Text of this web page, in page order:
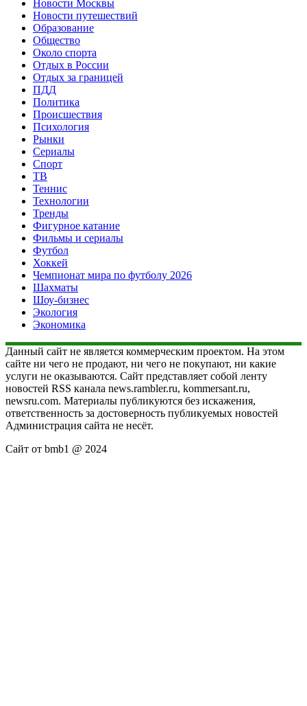
Новости Москвы
Новости путешествий
Образование
Общество
Около спорта
Отдых в России
Отдых за границей
ПДД
Политика
Происшествия
Психология
Рынки
Сериалы
Спорт
ТВ
Теннис
Технологии
Тренды
Фигурное катание
Фильмы и сериалы
Футбол
Хоккей
Чемпионат мира по футболу 2026
Шахматы
Шоу-бизнес
Экология
Экономика
Данный сайт не является коммерческим проектом. На этом
сайте ни чего не продают, ни чего не покупают, ни какие
услуги не оказываются. Сайт представляет собой ленту
новостей RSS канала news.rambler.ru, kommersant.ru,
newsru.com. Материалы публикуются без искажения,
ответственность за достоверность публикуемых новостей
Администрация сайта не несёт.
Сайт от bmb1 @ 2024